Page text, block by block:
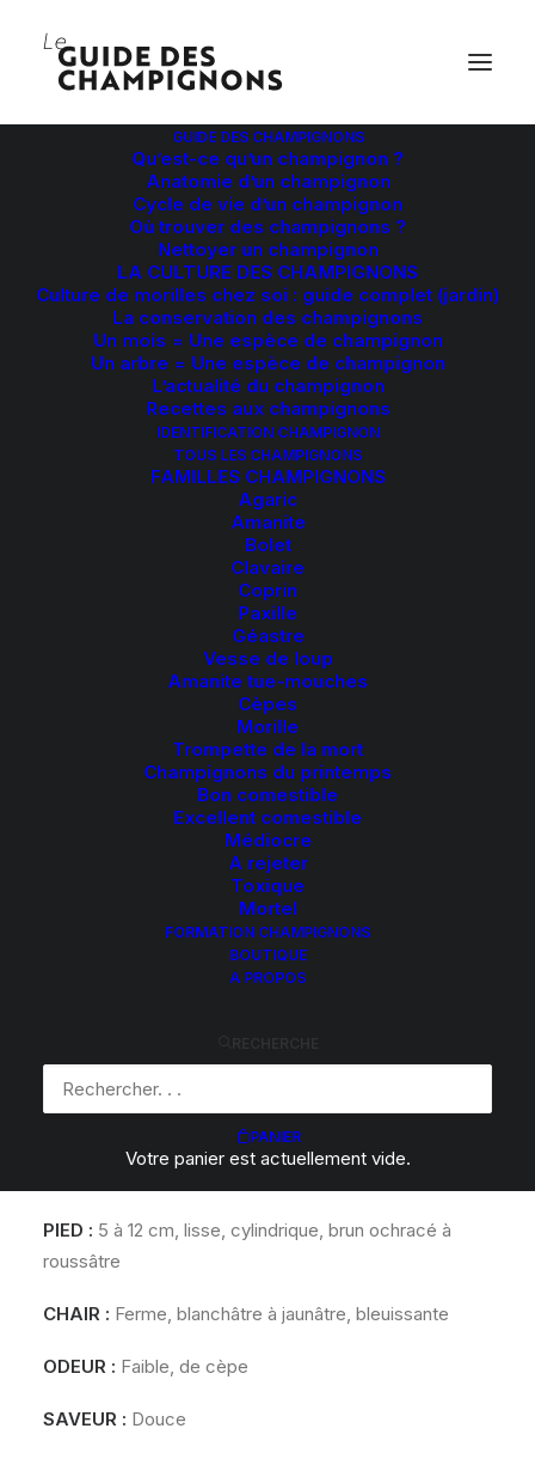
GUIDE DES CHAMPIGNONS
Qu’est-ce qu’un champignon ?
Anatomie d’un champignon
Cycle de vie d’un champignon
Où trouver des champignons ?
Nettoyer un champignon
LA CULTURE DES CHAMPIGNONS
Culture de morilles chez soi : guide complet (jardin)
La conservation des champignons
Un mois = Une espèce de champignon
Un arbre = Une espèce de champignon
L’actualité du champignon
Recettes aux champignons
IDENTIFICATION CHAMPIGNON
TOUS LES CHAMPIGNONS
FAMILLES CHAMPIGNONS
Agaric
Amanite
Bolet
Clavaire
Coprin
Paxille
Géastre
Vesse de loup
Amanite tue-mouches
Cèpes
Morille
Trompette de la mort
Champignons du printemps
Bon comestible
Excellent comestible
Médiocre
A rejeter
Toxique
Mortel
FORMATION CHAMPIGNONS
BOUTIQUE
A PROPOS
PANIER
Votre panier est actuellement vide.
BOLET BAI
Synonyme : cèpe des châtaigniers
visqueux par temps humide, brun-châtain uniforme à
brun foncé, parfois très sombre
Fins, blanchâtres puis jaune olivâtre, très
PIED : 5 à 12 cm, lisse, cylindrique, brun ochracé à
roussâtre
CHAIR : Ferme, blanchâtre à jaunâtre, bleuissante
ODEUR : Faible, de cèpe
SAVEUR : Douce